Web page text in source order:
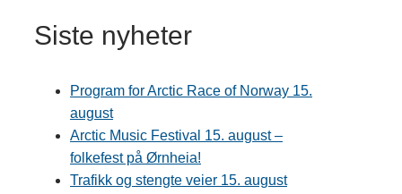
Siste nyheter
Program for Arctic Race of Norway 15.
august
Arctic Music Festival 15. august –
folkefest på Ørnheia!
Trafikk og stengte veier 15. august